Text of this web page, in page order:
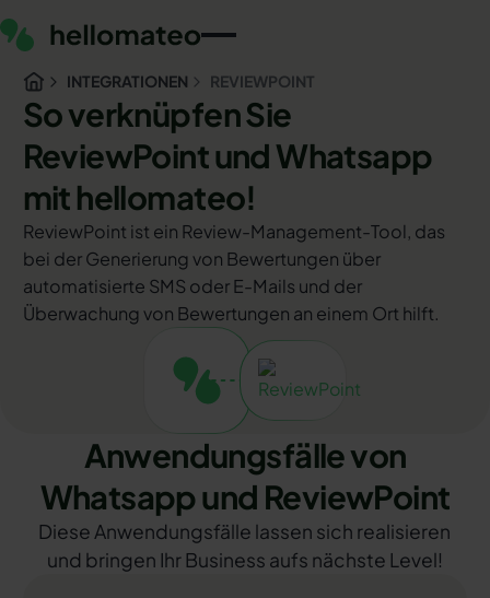
INTEGRATIONEN REVIEWPOINT
So verknüpfen Sie
ReviewPoint und Whatsapp
mit hellomateo!
ReviewPoint ist ein Review-Management-Tool, das
bei der Generierung von Bewertungen über
automatisierte SMS oder E-Mails und der
Überwachung von Bewertungen an einem Ort hilft.
Anwendungsfälle von
Whatsapp und ReviewPoint
Diese Anwendungsfälle lassen sich realisieren
und bringen Ihr Business aufs nächste Level!